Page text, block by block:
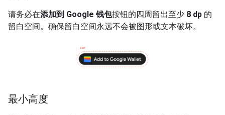
请务必在添加到 Google 钱包按钮的四周留出至少 8 dp 的
留白空间。确保留白空间永远不会被图形或文本破坏。
最小高度